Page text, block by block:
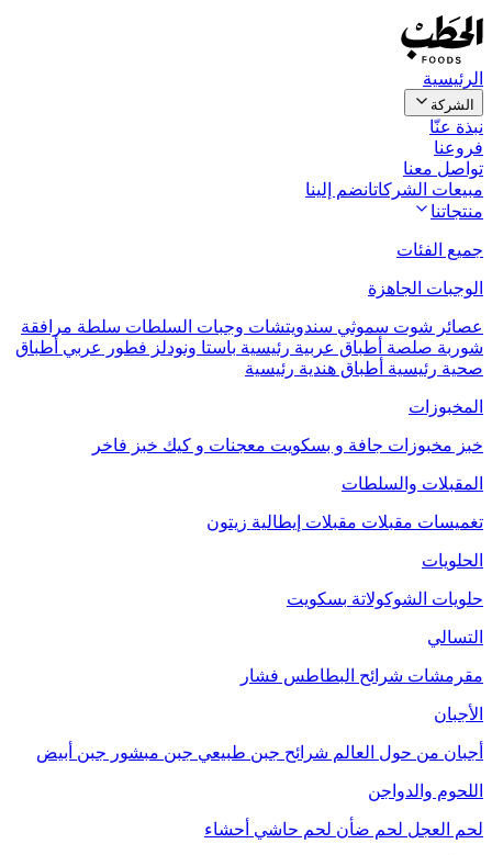
الرئيسية
الشركة
نبذة عنّا
فروعنا
تواصل معنا
مبيعات الشركاتانضم إلينا
منتجاتنا
جميع الفئات
الوجبات الجاهزة
عصائر شوت سموثي سندويتشات وجبات السلطات سلطة مرافقة
شوربة صلصة أطباق عربية رئيسية باستا ونودلز فطور عربي أطباق
صحية رئيسية أطباق هندية رئيسية
المخبوزات
خبز مخبوزات جافة و بسكويت معجنات و كيك خبز فاخر
المقبلات والسلطات
تغميسات مقبلات مقبلات إيطالية زيتون
الحلويات
حلويات الشوكولاتة بسكويت
التسالي
مقرمشات شرائح البطاطس فشار
الأجبان
أجبان من حول العالم شرائح جبن طبيعي جبن مبشور جبن أبيض
اللحوم والدواجن
لحم العجل لحم ضأن لحم حاشي أحشاء